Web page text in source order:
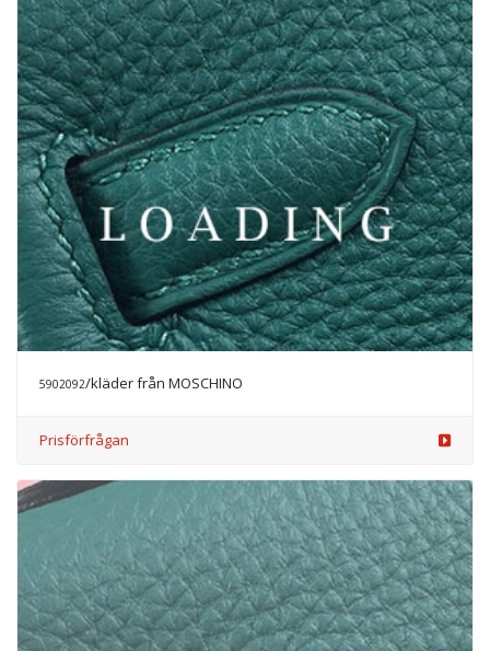
5902092/kläder från MOSCHINO
Prisförfrågan